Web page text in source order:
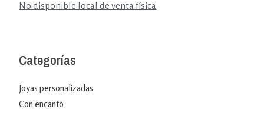
No disponible local de venta física
Categorías
Joyas personalizadas
Con encanto